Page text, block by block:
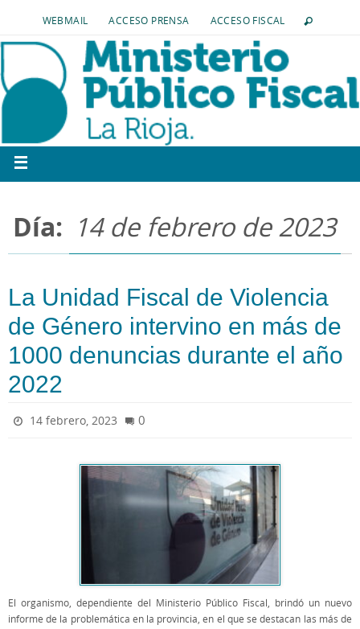
WEBMAIL ACCESO PRENSA ACCESO FISCAL
Día: 14 de febrero de 2023
La Unidad Fiscal de Violencia
de Género intervino en más de
1000 denuncias durante el año
2022
14 febrero, 2023 0
El organismo, dependiente del Ministerio Público Fiscal, brindó un nuevo
informe de la problemática en la provincia, en el que se destacan las más de